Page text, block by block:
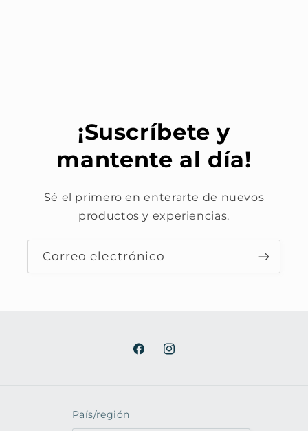
¡Suscríbete y
mantente al día!
Sé el primero en enterarte de nuevos
productos y experiencias.
Correo electrónico
FacebookInstagram
País/región